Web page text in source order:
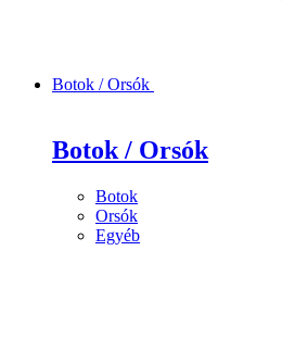
Botok / Orsók
Botok / Orsók
Botok
Orsók
Egyéb